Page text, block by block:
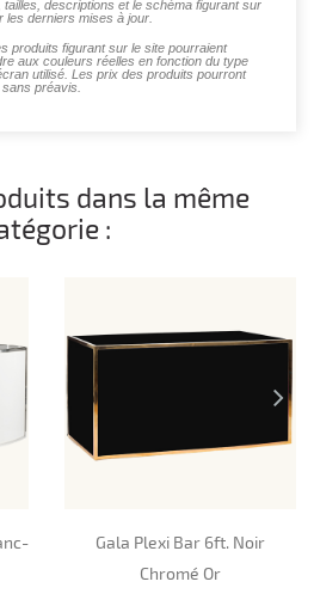
descriptions et le schéma figurant sur
les derniers mises à jour.
produits figurant sur le site pourraient
aux couleurs réelles en fonction du type
utilisé. Les prix des produits pourront
préavis.
dans la même
:
Gala Plexi Bar 6ft. Noir
Chromé Or